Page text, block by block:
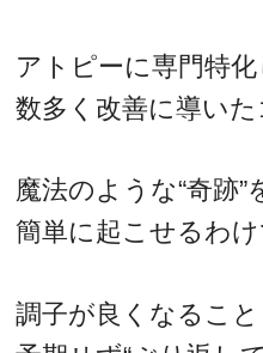
アトピーに専門特化
数多く改善に導い
魔法のような“奇跡”
簡単に起こせるわ
調子が良くなるこ